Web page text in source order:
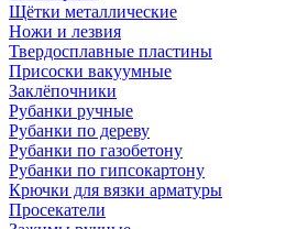
Щётки металлические
Ножи и лезвия
Твердосплавные пластины
Присоски вакуумные
Заклёпочники
Рубанки ручные
Рубанки по дереву
Рубанки по газобетону
Рубанки по гипсокартону
Крючки для вязки арматуры
Просекатели